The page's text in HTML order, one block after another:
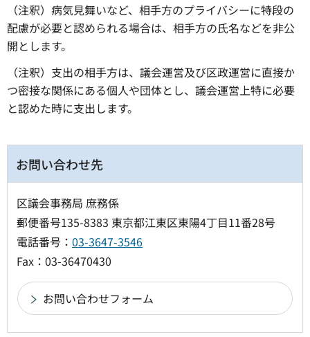
（注釈）病気見舞いなど、相手方のプライバシーに特段の
配慮が必要と認められる場合は、相手方の氏名などを非公
開とします。
（注釈）支出の相手方は、議会運営及び区政運営に直接か
つ密接な関係にある個人や団体とし、議会運営上特に必要
と認めた時に支出します。
お問い合わせ先
区議会事務局 庶務係
郵便番号135-8383 東京都江東区東陽4丁目11番28号
電話番号： 03-3647-3546
Fax：03-36470430